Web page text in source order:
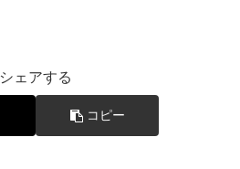
シェアする
コピー